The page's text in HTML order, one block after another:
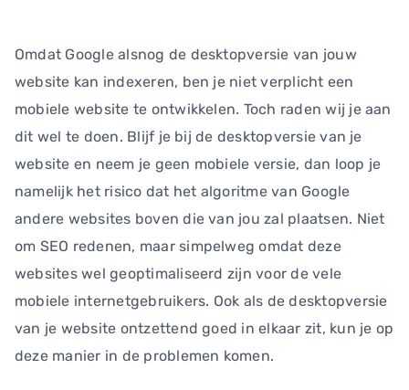
Omdat Google alsnog de desktopversie van jouw
website kan indexeren, ben je niet verplicht een
mobiele website te ontwikkelen. Toch raden wij je aan
dit wel te doen. Blijf je bij de desktopversie van je
website en neem je geen mobiele versie, dan loop je
namelijk het risico dat het algoritme van Google
andere websites boven die van jou zal plaatsen. Niet
om SEO redenen, maar simpelweg omdat deze
websites wel geoptimaliseerd zijn voor de vele
mobiele internetgebruikers. Ook als de desktopversie
van je website ontzettend goed in elkaar zit, kun je op
deze manier in de problemen komen.